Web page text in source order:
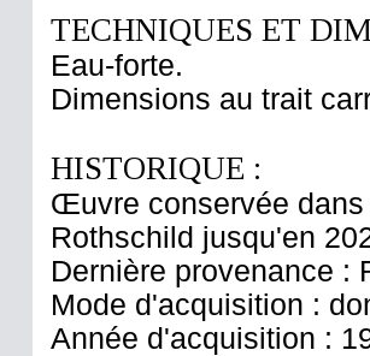
TECHNIQUES ET
Eau-forte.
Dimensions au trait
HISTORIQUE :
Œuvre conservée dans
Rothschild jusqu'en
Dernière provenance :
Mode d'acquisition :
Année d'acquisition :